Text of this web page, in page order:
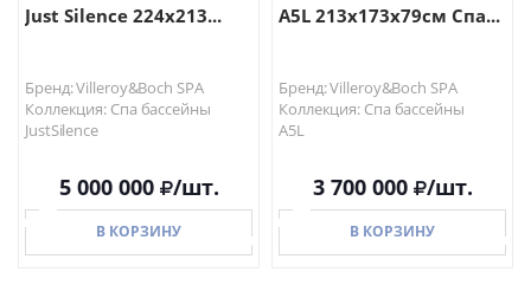
Just Silence 224x213...
Бренд: Villeroy&Boch SPA
Коллекция: Спа бассейны
JustSilence
5 000 000 /шт.
В КОРЗИНУ
A5L 213x173x79см Спа...
Бренд: Villeroy&Boch SPA
Коллекция: Спа бассейны
A5L
3 700 000 /шт.
В КОРЗИНУ